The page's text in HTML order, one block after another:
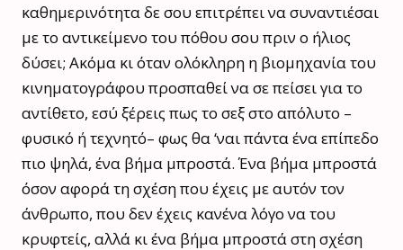
καθημερινότητα δε σου επιτρέπει να συναντιέσαι
με το αντικείμενο του πόθου σου πριν ο ήλιος
δύσει; Ακόμα κι όταν ολόκληρη η βιομηχανία του
κινηματογράφου προσπαθεί να σε πείσει για το
αντίθετο, εσύ ξέρεις πως το σεξ στο απόλυτο –
φυσικό ή τεχνητό– φως θα ‘ναι πάντα ένα επίπεδο
πιο ψηλά, ένα βήμα μπροστά. Ένα βήμα μπροστά
όσον αφορά τη σχέση που έχεις με αυτόν τον
άνθρωπο, που δεν έχεις κανένα λόγο να του
κρυφτείς, αλλά κι ένα βήμα μπροστά στη σχέση